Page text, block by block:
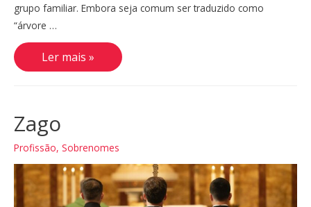
grupo familiar. Embora seja comum ser traduzido como
“árvore …
Tamaki
Ler mais »
Zago
Profissão, Sobrenomes